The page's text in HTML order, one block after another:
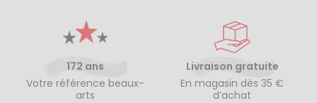
172 ans
Votre référence beaux-
arts
Livraison gratuite
En magasin dès 35 €
d’achat